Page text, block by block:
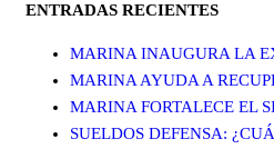
ENTRADAS RECIENTES
MARINA INAUGURA LA
MARINA AYUDA A
MARINA FORTALECE EL
SUELDOS DEFENSA: